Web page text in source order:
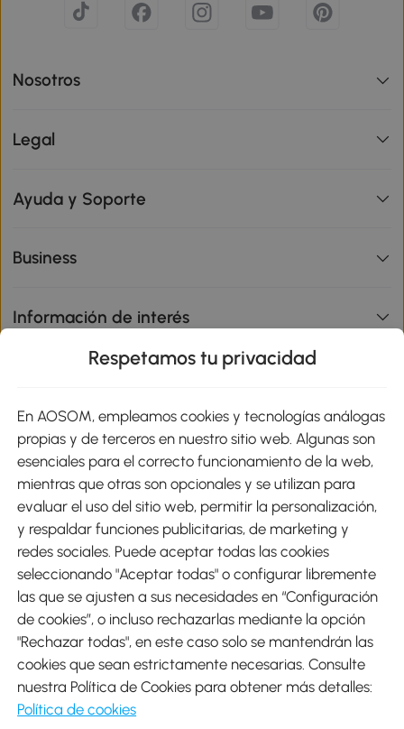
Nosotros
Legal
Ayuda y Soporte
Business
Información de interés
Métodos de Pago
Envíos
Descargar Aosom App
Google Play
Respetamos tu privacidad
En AOSOM, empleamos cookies y tecnologías análogas
propias y de terceros en nuestro sitio web. Algunas son
esenciales para el correcto funcionamiento de la web,
mientras que otras son opcionales y se utilizan para
evaluar el uso del sitio web, permitir la personalización,
y respaldar funciones publicitarias, de marketing y
redes sociales. Puede aceptar todas las cookies
seleccionando "Aceptar todas" o configurar libremente
las que se ajusten a sus necesidades en “Configuración
de cookies”, o incluso rechazarlas mediante la opción
"Rechazar todas", en este caso solo se mantendrán las
cookies que sean estrictamente necesarias. Consulte
nuestra Política de Cookies para obtener más detalles:
Política de cookies